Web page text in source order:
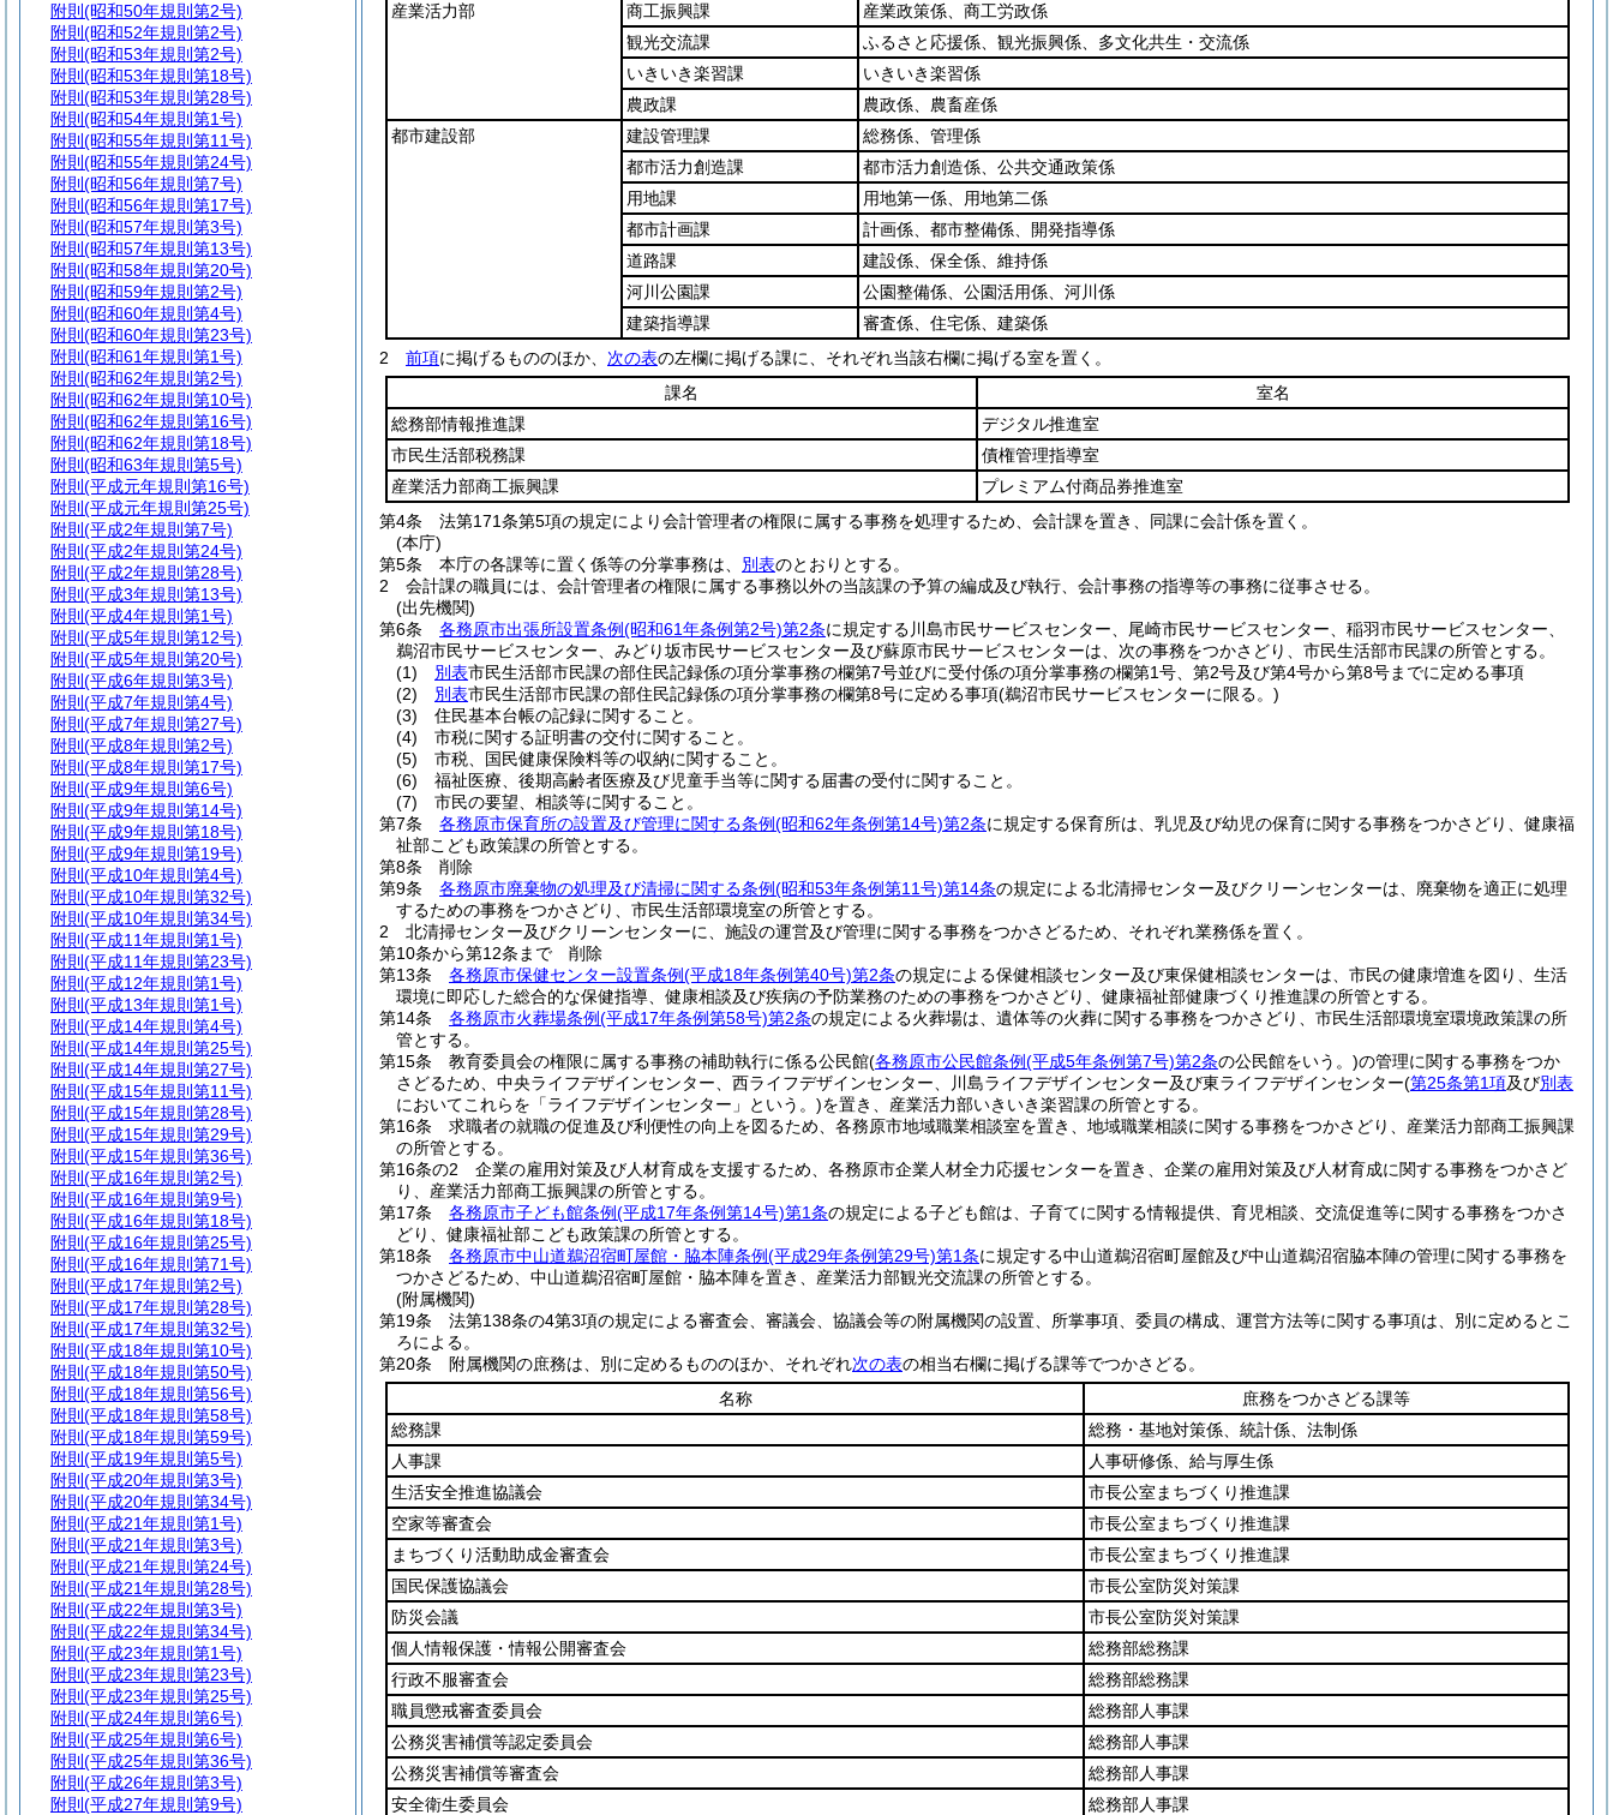
産業活力部
商工振興課
産業政策係、商工労政係
観光交流課
ふるさと応援係、観光振興係、多文化共生・交流係
いきいき楽習課
いきいき楽習係
農政課
農政係、農畜産係
都市建設部
建設管理課
総務係、管理係
都市活力創造課
都市活力創造係、公共交通政策係
用地課
用地第一係、用地第二係
都市計画課
計画係、都市整備係、開発指導係
道路課
建設係、保全係、維持係
河川公園課
公園整備係、公園活用係、河川係
建築指導課
審査係、住宅係、建築係
2
前項に掲げるもののほか、 次の表の左欄に掲げる課に、それぞれ当該右欄に掲げる室を置く。
課名
室名
総務部情報推進課
デジタル推進室
市民生活部税務課
債権管理指導室
産業活力部商工振興課
プレミアム付商品券推進室
第4条
法第171条第5項の規定により会計管理者の権限に属する事務を処理するため、会計課を置き、同課に会計係を置く。
(本庁)
第5条
本庁の各課等に置く係等の分掌事務は、 別表のとおりとする。
2
会計課の職員には、会計管理者の権限に属する事務以外の当該課の予算の編成及び執行、会計事務の指導等の事務に従事させる。
(出先機関)
第6条
各務原市出張所設置条例(昭和61年条例第2号)第2条に規定する川島市民サービスセンター、尾崎市民サービスセンター、稲羽市民サービスセンター、
鵜沼市民サービスセンター、みどり坂市民サービスセンター及び蘇原市民サービスセンターは、次の事務をつかさどり、市民生活部市民課の所管とする。
(1)
別表市民生活部市民課の部住民記録係の項分掌事務の欄第7号並びに受付係の項分掌事務の欄第1号、第2号及び第4号から第8号までに定める事項
(2)
別表市民生活部市民課の部住民記録係の項分掌事務の欄第8号に定める事項(鵜沼市民サービスセンターに限る。)
(3)
住民基本台帳の記録に関すること。
(4)
市税に関する証明書の交付に関すること。
(5)
市税、国民健康保険料等の収納に関すること。
(6)
福祉医療、後期高齢者医療及び児童手当等に関する届書の受付に関すること。
(7)
市民の要望、相談等に関すること。
第7条
各務原市保育所の設置及び管理に関する条例(昭和62年条例第14号)第2条に規定する保育所は、乳児及び幼児の保育に関する事務をつかさどり、健康福
祉部こども政策課の所管とする。
第8条
削除
第9条
各務原市廃棄物の処理及び清掃に関する条例(昭和53年条例第11号)第14条の規定による北清掃センター及びクリーンセンターは、廃棄物を適正に処理
するための事務をつかさどり、市民生活部環境室の所管とする。
2
北清掃センター及びクリーンセンターに、施設の運営及び管理に関する事務をつかさどるため、それぞれ業務係を置く。
第10条から第12条まで
削除
第13条
各務原市保健センター設置条例(平成18年条例第40号)第2条の規定による保健相談センター及び東保健相談センターは、市民の健康増進を図り、生活
環境に即応した総合的な保健指導、健康相談及び疾病の予防業務のための事務をつかさどり、健康福祉部健康づくり推進課の所管とする。
第14条
各務原市火葬場条例(平成17年条例第58号)第2条の規定による火葬場は、遺体等の火葬に関する事務をつかさどり、市民生活部環境室環境政策課の所
管とする。
第15条
教育委員会の権限に属する事務の補助執行に係る公民館(各務原市公民館条例(平成5年条例第7号)第2条の公民館をいう。)の管理に関する事務をつか
さどるため、中央ライフデザインセンター、西ライフデザインセンター、川島ライフデザインセンター及び東ライフデザインセンター(第25条第1項及び別表
においてこれらを「ライフデザインセンター」という。)を置き、産業活力部いきいき楽習課の所管とする。
第16条
求職者の就職の促進及び利便性の向上を図るため、各務原市地域職業相談室を置き、地域職業相談に関する事務をつかさどり、産業活力部商工振興課
の所管とする。
第16条の2
企業の雇用対策及び人材育成を支援するため、各務原市企業人材全力応援センターを置き、企業の雇用対策及び人材育成に関する事務をつかさど
り、産業活力部商工振興課の所管とする。
第17条
各務原市子ども館条例(平成17年条例第14号)第1条の規定による子ども館は、子育てに関する情報提供、育児相談、交流促進等に関する事務をつかさ
どり、健康福祉部こども政策課の所管とする。
第18条
各務原市中山道鵜沼宿町屋館・脇本陣条例(平成29年条例第29号)第1条に規定する中山道鵜沼宿町屋館及び中山道鵜沼宿脇本陣の管理に関する事務を
つかさどるため、中山道鵜沼宿町屋館・脇本陣を置き、産業活力部観光交流課の所管とする。
(附属機関)
第19条
法第138条の4第3項の規定による審査会、審議会、協議会等の附属機関の設置、所掌事項、委員の構成、運営方法等に関する事項は、別に定めるとこ
ろによる。
第20条
附属機関の庶務は、別に定めるもののほか、それぞれ次の表の相当右欄に掲げる課等でつかさどる。
名称
庶務をつかさどる課等
総務課
総務・基地対策係、統計係、法制係
人事課
人事研修係、給与厚生係
生活安全推進協議会
市長公室まちづくり推進課
空家等審査会
市長公室まちづくり推進課
まちづくり活動助成金審査会
市長公室まちづくり推進課
国民保護協議会
市長公室防災対策課
防災会議
市長公室防災対策課
個人情報保護・情報公開審査会
総務部総務課
行政不服審査会
総務部総務課
職員懲戒審査委員会
総務部人事課
公務災害補償等認定委員会
総務部人事課
公務災害補償等審査会
総務部人事課
安全衛生委員会
総務部人事課
附則 (昭和50年規則第2号)
附則 (昭和52年規則第2号)
附則 (昭和53年規則第2号)
附則 (昭和53年規則第18号)
附則 (昭和53年規則第28号)
附則 (昭和54年規則第1号)
附則 (昭和55年規則第11号)
附則 (昭和55年規則第24号)
附則 (昭和56年規則第7号)
附則 (昭和56年規則第17号)
附則 (昭和57年規則第3号)
附則 (昭和57年規則第13号)
附則 (昭和58年規則第20号)
附則 (昭和59年規則第2号)
附則 (昭和60年規則第4号)
附則 (昭和60年規則第23号)
附則 (昭和61年規則第1号)
附則 (昭和62年規則第2号)
附則 (昭和62年規則第10号)
附則 (昭和62年規則第16号)
附則 (昭和62年規則第18号)
附則 (昭和63年規則第5号)
附則 (平成元年規則第16号)
附則 (平成元年規則第25号)
附則 (平成2年規則第7号)
附則 (平成2年規則第24号)
附則 (平成2年規則第28号)
附則 (平成3年規則第13号)
附則 (平成4年規則第1号)
附則 (平成5年規則第12号)
附則 (平成5年規則第20号)
附則 (平成6年規則第3号)
附則 (平成7年規則第4号)
附則 (平成7年規則第27号)
附則 (平成8年規則第2号)
附則 (平成8年規則第17号)
附則 (平成9年規則第6号)
附則 (平成9年規則第14号)
附則 (平成9年規則第18号)
附則 (平成9年規則第19号)
附則 (平成10年規則第4号)
附則 (平成10年規則第32号)
附則 (平成10年規則第34号)
附則 (平成11年規則第1号)
附則 (平成11年規則第23号)
附則 (平成12年規則第1号)
附則 (平成13年規則第1号)
附則 (平成14年規則第4号)
附則 (平成14年規則第25号)
附則 (平成14年規則第27号)
附則 (平成15年規則第11号)
附則 (平成15年規則第28号)
附則 (平成15年規則第29号)
附則 (平成15年規則第36号)
附則 (平成16年規則第2号)
附則 (平成16年規則第9号)
附則 (平成16年規則第18号)
附則 (平成16年規則第25号)
附則 (平成16年規則第71号)
附則 (平成17年規則第2号)
附則 (平成17年規則第28号)
附則 (平成17年規則第32号)
附則 (平成18年規則第10号)
附則 (平成18年規則第50号)
附則 (平成18年規則第56号)
附則 (平成18年規則第58号)
附則 (平成18年規則第59号)
附則 (平成19年規則第5号)
附則 (平成20年規則第3号)
附則 (平成20年規則第34号)
附則 (平成21年規則第1号)
附則 (平成21年規則第3号)
附則 (平成21年規則第24号)
附則 (平成21年規則第28号)
附則 (平成22年規則第3号)
附則 (平成22年規則第34号)
附則 (平成23年規則第1号)
附則 (平成23年規則第23号)
附則 (平成23年規則第25号)
附則 (平成24年規則第6号)
附則 (平成25年規則第6号)
附則 (平成25年規則第36号)
附則 (平成26年規則第3号)
附則 (平成27年規則第9号)